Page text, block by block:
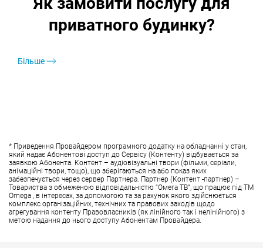
приватного будинку?
Більше
* Приведення Провайдером програмного додатку на обладнанні у стан,
який надає Абонентові доступ до Сервісу (Контенту) відбувається за
заявкою Абонента. Контент – аудіовізуальні твори (фільми, серіали,
анімаційні твори, тощо), що зберігаються на або показ яких
забезпечується через сервер Партнера. Партнер (Контент -партнер) –
Товариства з обмеженою відповідальністю “Омега ТВ”, що працює під ТМ
Omega , в інтересах, за допомогою та за рахунок якого здійснюється
комплекс організаційних, технічних та правових заходів щодо
агрегування контенту Правовласників (як лінійного так і нелінійного) з
метою надання до нього доступу Абонентам Провайдера.